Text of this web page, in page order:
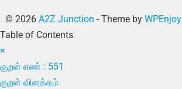
© 2026 A2Z Junction - Theme by WPEnjoy
Table of Contents
×
குறள் எண் : 551
குறள் விளக்கம்